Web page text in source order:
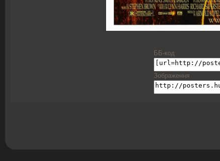
ББ-код
Зображення